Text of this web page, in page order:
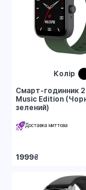
зменшенням
назвою
рейтингом
Колір
Смарт-годинник
Music Edition (Чорно-
зелений)
Доставка миттєва
1999₴